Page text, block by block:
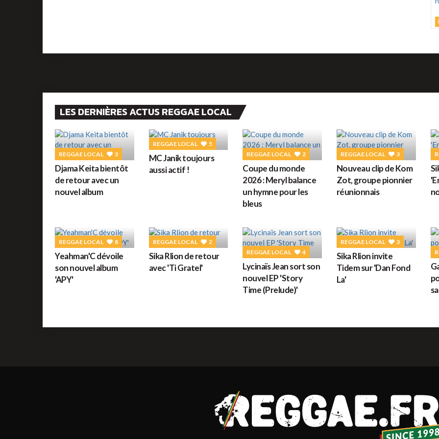
LES DERNIÈRES ACTUS REGGAE LOCAL
REGGAE LOCAL 3
Djama Keita bientôt
de retour avec un
nouvel album
REGGAE LOCAL 5
MC Janik toujours
aussi actif !
REGGAE LOCAL 2
Coupe du monde
2026 : Meryl balance
un hymne pour les
bleus
REGGAE LOCAL 3
Nouveau clip de Kom
Zot, groupe pionnier
réunionnais
REGGAE LOCAL 8
Yeahman'C dévoile
son nouvel album
'APY'
REGGAE LOCAL 2
Sika Rlion de retour
avec 'Ti Gratel'
REGGAE LOCAL 4
Lycinaïs Jean sort son
nouvel EP 'Story
Time (Prelude)'
REGGAE LOCAL 3
Sika Rlion invite
Tidem sur 'Dan Fond
La'